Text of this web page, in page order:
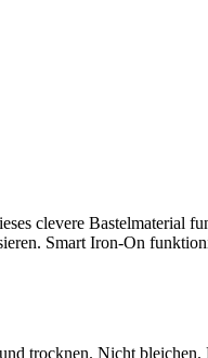
clevere Bastelmaterial
Smart Iron-On
trocknen. Nicht